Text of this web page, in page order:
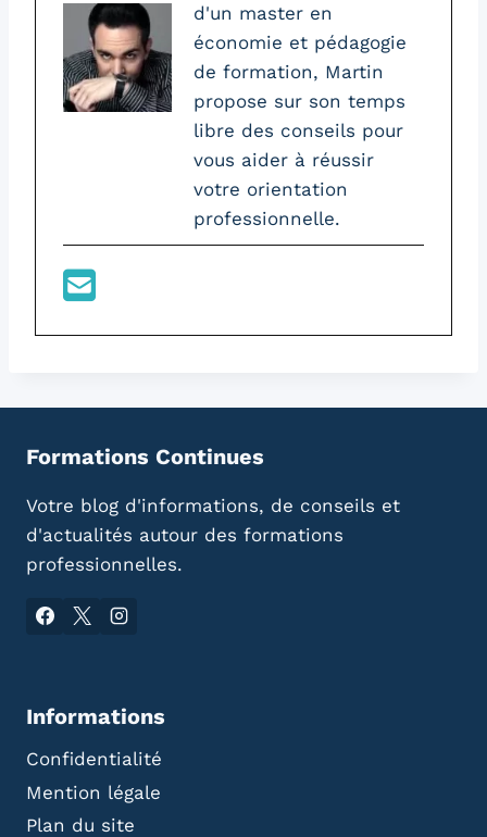
d'un master en
économie et pédagogie
de formation, Martin
propose sur son temps
libre des conseils pour
vous aider à réussir
votre orientation
professionnelle.
Formations Continues
Votre blog d'informations, de conseils et
d'actualités autour des formations
professionnelles.
Informations
Confidentialité
Mention légale
Plan du site